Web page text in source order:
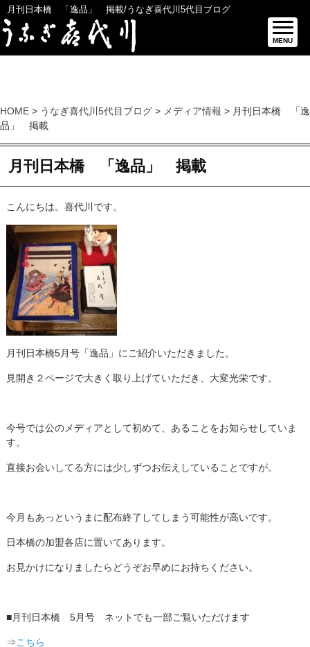
月刊日本橋 「逸品」 掲載/うなぎ喜代川5代目ブログ
MENU
HOME > うなぎ喜代川5代目ブログ > メディア情報 > 月刊日本橋 「逸
品」 掲載
月刊日本橋 「逸品」 掲載
こんにちは。喜代川です。
月刊日本橋5月号「逸品」にご紹介いただきました。
見開き２ページで大きく取り上げていただき、大変光栄です。
今号では公のメディアとして初めて、あることをお知らせしていま
す。
直接お会いしてる方には少しずつお伝えしていることですが。
今月もあっというまに配布終了してしまう可能性が高いです。
日本橋の加盟各店に置いてあります。
お見かけになりましたらどうぞお早めにお持ちください。
■月刊日本橋 5月号 ネットでも一部ご覧いただけます
⇒こちら